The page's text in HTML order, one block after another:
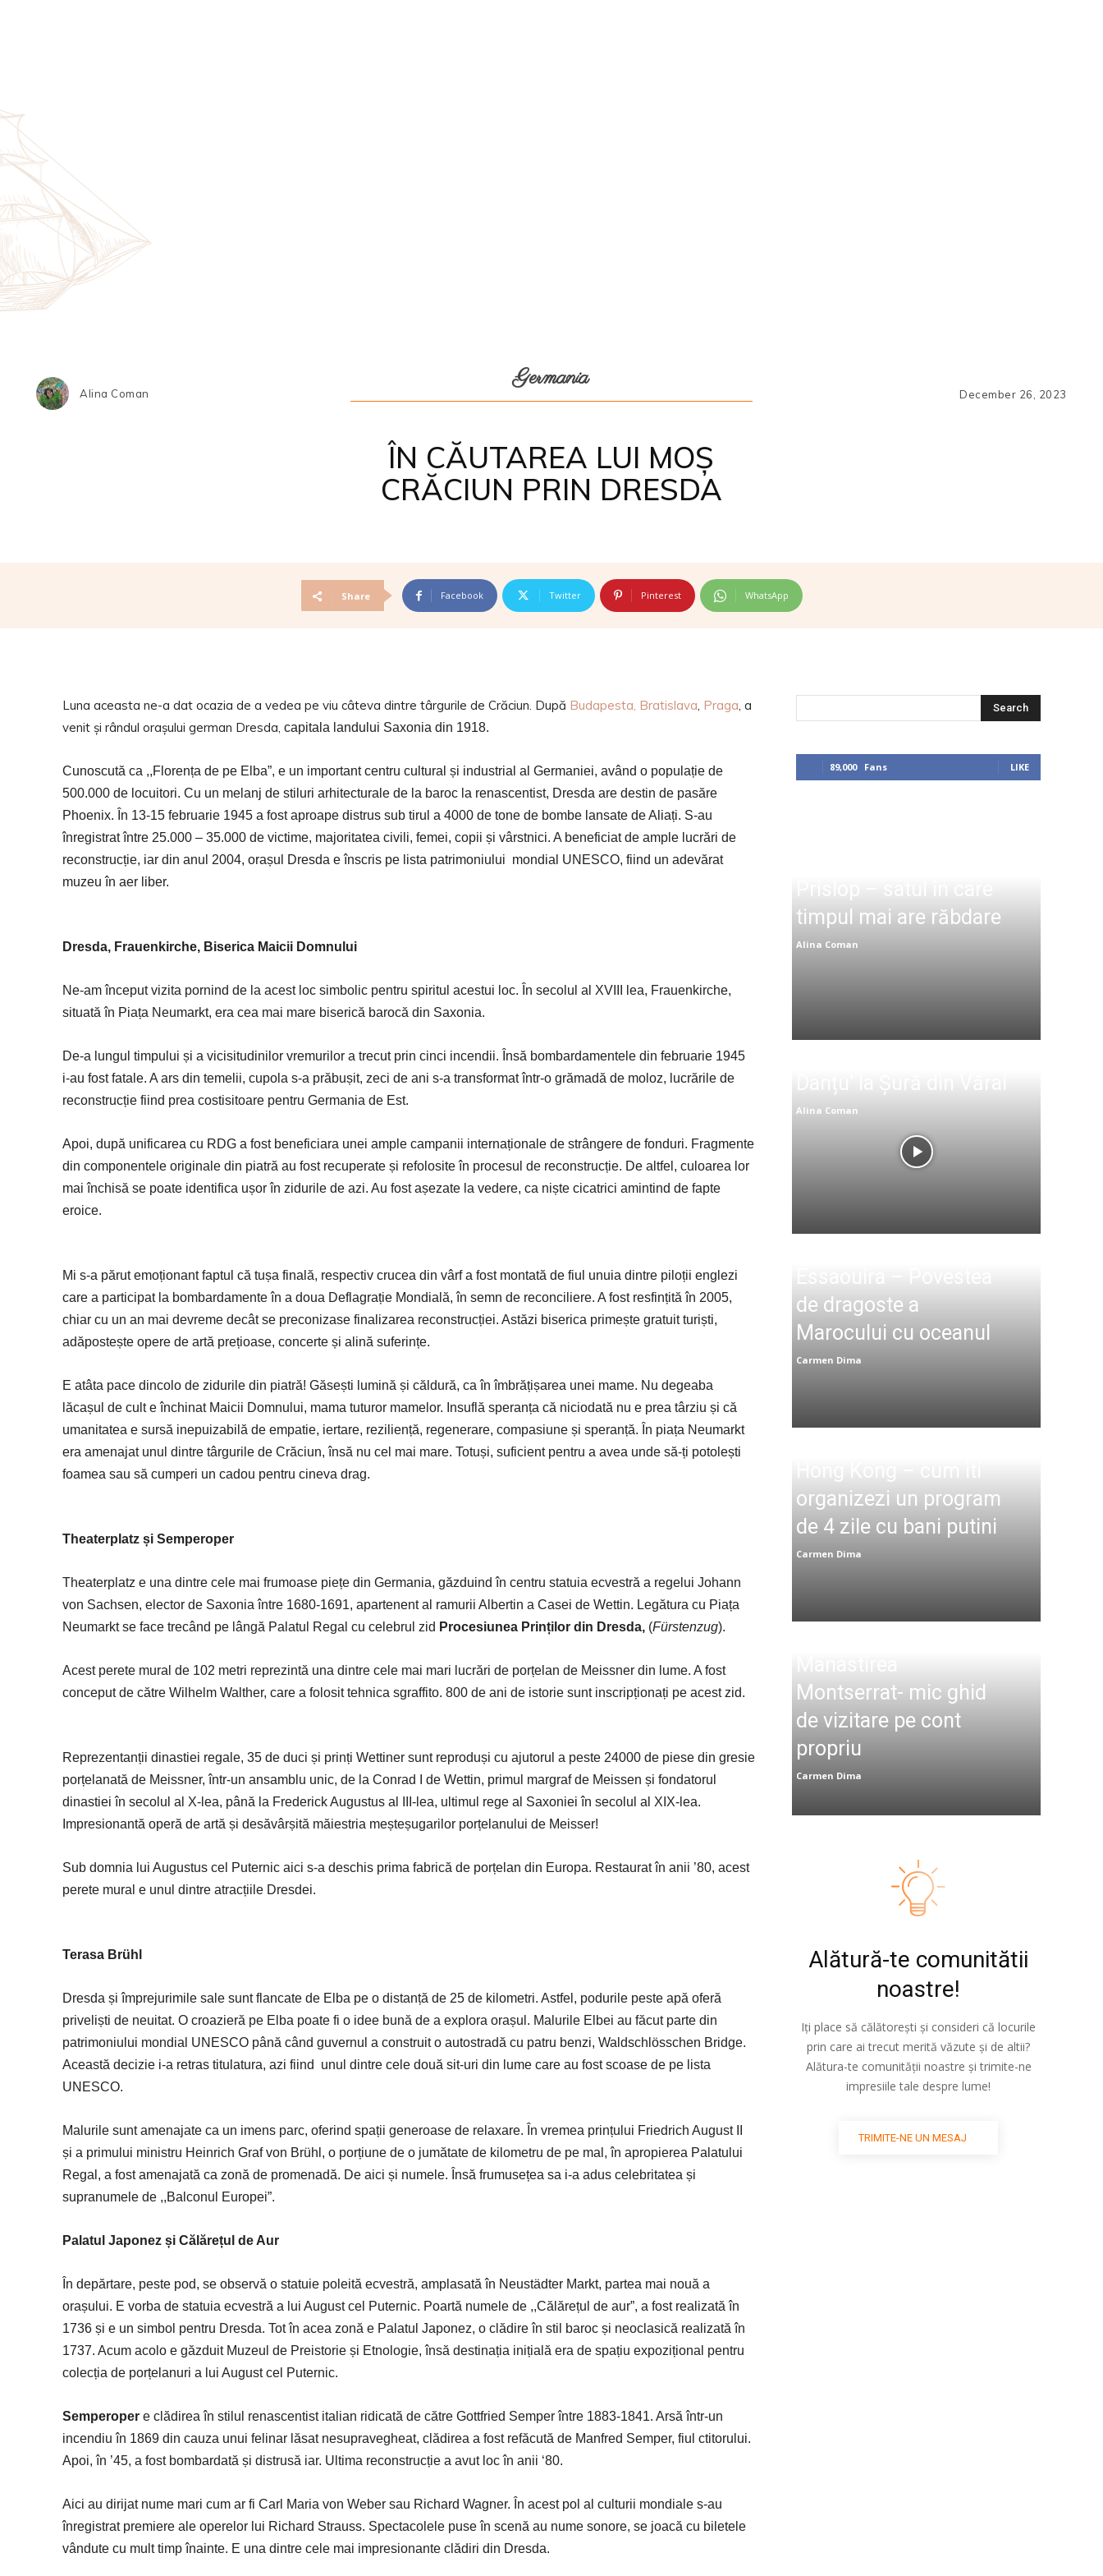
Alina Coman
Germania
ÎN CĂUTAREA LUI MOȘ
CRĂCIUN PRIN DRESDA
December 26, 2023
Share Facebook Twitter Pinterest WhatsApp
Luna aceasta ne-a dat ocazia de a vedea pe viu câteva dintre târgurile de Crăciun. După Budapesta, Bratislava, Praga, a
venit și rândul orașului german Dresda, capitala landului Saxonia din 1918.
Cunoscută ca ,,Florența de pe Elba”, e un important centru cultural și industrial al Germaniei, având o populație de
500.000 de locuitori. Cu un melanj de stiluri arhitecturale de la baroc la renascentist, Dresda are destin de pasăre
Phoenix. În 13-15 februarie 1945 a fost aproape distrus sub tirul a 4000 de tone de bombe lansate de Aliați. S-au
înregistrat între 25.000 – 35.000 de victime, majoritatea civili, femei, copii și vârstnici. A beneficiat de ample lucrări de
reconstrucție, iar din anul 2004, orașul Dresda e înscris pe lista patrimoniului mondial UNESCO, fiind un adevărat
muzeu în aer liber.
Dresda, Frauenkirche, Biserica Maicii Domnului
Ne-am început vizita pornind de la acest loc simbolic pentru spiritul acestui loc. În secolul al XVIII lea, Frauenkirche,
situată în Piața Neumarkt, era cea mai mare biserică barocă din Saxonia.
De-a lungul timpului și a vicisitudinilor vremurilor a trecut prin cinci incendii. Însă bombardamentele din februarie 1945
i-au fost fatale. A ars din temelii, cupola s-a prăbușit, zeci de ani s-a transformat într-o grămadă de moloz, lucrările de
reconstrucție fiind prea costisitoare pentru Germania de Est.
Apoi, după unificarea cu RDG a fost beneficiara unei ample campanii internaționale de strângere de fonduri. Fragmente
din componentele originale din piatră au fost recuperate și refolosite în procesul de reconstrucție. De altfel, culoarea lor
mai închisă se poate identifica ușor în zidurile de azi. Au fost așezate la vedere, ca niște cicatrici amintind de fapte
eroice.
Mi s-a părut emoționant faptul că tușa finală, respectiv crucea din vârf a fost montată de fiul unuia dintre piloții englezi
care a participat la bombardamente în a doua Deflagrație Mondială, în semn de reconciliere. A fost resfințită în 2005,
chiar cu un an mai devreme decât se preconizase finalizarea reconstrucției. Astăzi biserica primește gratuit turiști,
adăpostește opere de artă prețioase, concerte și alină suferințe.
E atâta pace dincolo de zidurile din piatră! Găsești lumină și căldură, ca în îmbrățișarea unei mame. Nu degeaba
lăcașul de cult e închinat Maicii Domnului, mama tuturor mamelor. Insuflă speranța că niciodată nu e prea târziu și că
umanitatea e sursă inepuizabilă de empatie, iertare, reziliență, regenerare, compasiune și speranță. În piața Neumarkt
era amenajat unul dintre târgurile de Crăciun, însă nu cel mai mare. Totuși, suficient pentru a avea unde să-ți potolești
foamea sau să cumperi un cadou pentru cineva drag.
Theaterplatz și Semperoper
Theaterplatz e una dintre cele mai frumoase piețe din Germania, găzduind în centru statuia ecvestră a regelui Johann
von Sachsen, elector de Saxonia între 1680-1691, apartenent al ramurii Albertin a Casei de Wettin. Legătura cu Piața
Neumarkt se face trecând pe lângă Palatul Regal cu celebrul zid Procesiunea Prinților din Dresda, (Fürstenzug).
Acest perete mural de 102 metri reprezintă una dintre cele mai mari lucrări de porțelan de Meissner din lume. A fost
conceput de către Wilhelm Walther, care a folosit tehnica sgraffito. 800 de ani de istorie sunt inscripționați pe acest zid.
Reprezentanții dinastiei regale, 35 de duci și prinți Wettiner sunt reproduși cu ajutorul a peste 24000 de piese din gresie
porțelanată de Meissner, într-un ansamblu unic, de la Conrad I de Wettin, primul margraf de Meissen și fondatorul
dinastiei în secolul al X-lea, până la Frederick Augustus al III-lea, ultimul rege al Saxoniei în secolul al XIX-lea.
Impresionantă operă de artă și desăvârșită măiestria meșteșugarilor porțelanului de Meisser!
Sub domnia lui Augustus cel Puternic aici s-a deschis prima fabrică de porțelan din Europa. Restaurat în anii ’80, acest
perete mural e unul dintre atracțiile Dresdei.
Terasa Brühl
Dresda și împrejurimile sale sunt flancate de Elba pe o distanță de 25 de kilometri. Astfel, podurile peste apă oferă
priveliști de neuitat. O croazieră pe Elba poate fi o idee bună de a explora orașul. Malurile Elbei au făcut parte din
patrimoniului mondial UNESCO până când guvernul a construit o autostradă cu patru benzi, Waldschlösschen Bridge.
Această decizie i-a retras titulatura, azi fiind unul dintre cele două sit-uri din lume care au fost scoase de pe lista
UNESCO.
Malurile sunt amenajate ca un imens parc, oferind spații generoase de relaxare. În vremea prințului Friedrich August II
și a primului ministru Heinrich Graf von Brühl, o porțiune de o jumătate de kilometru de pe mal, în apropierea Palatului
Regal, a fost amenajată ca zonă de promenadă. De aici și numele. Însă frumusețea sa i-a adus celebritatea și
supranumele de ,,Balconul Europei”.
Palatul Japonez și Călărețul de Aur
În depărtare, peste pod, se observă o statuie poleită ecvestră, amplasată în Neustädter Markt, partea mai nouă a
orașului. E vorba de statuia ecvestră a lui August cel Puternic. Poartă numele de ,,Călărețul de aur”, a fost realizată în
1736 și e un simbol pentru Dresda. Tot în acea zonă e Palatul Japonez, o clădire în stil baroc și neoclasică realizată în
1737. Acum acolo e găzduit Muzeul de Preistorie și Etnologie, însă destinația inițială era de spațiu expozițional pentru
colecția de porțelanuri a lui August cel Puternic.
Semperoper e clădirea în stilul renascentist italian ridicată de către Gottfried Semper între 1883-1841. Arsă într-un
incendiu în 1869 din cauza unui felinar lăsat nesupravegheat, clădirea a fost refăcută de Manfred Semper, fiul ctitorului.
Apoi, în ’45, a fost bombardată și distrusă iar. Ultima reconstrucție a avut loc în anii ‘80.
Aici au dirijat nume mari cum ar fi Carl Maria von Weber sau Richard Wagner. În acest pol al culturii mondiale s-au
înregistrat premiere ale operelor lui Richard Strauss. Spectacolele puse în scenă au nume sonore, se joacă cu biletele
vândute cu mult timp înainte. E una dintre cele mai impresionante clădiri din Dresda.
Search
89,000 Fans LIKE
timpul mai are răbdare
Alina Coman
Alina Coman
de dragoste a
Marocului cu oceanul
Carmen Dima
organizezi un program
de 4 zile cu bani putini
Carmen Dima
Montserrat- mic ghid
de vizitare pe cont
propriu
Carmen Dima
Alătură-te comunitătii
noastre!
Iți place să călătorești și consideri că locurile
prin care ai trecut merită văzute și de altii?
Alătura-te comunității noastre și trimite-ne
impresiile tale despre lume!
TRIMITE-NE UN MESAJ